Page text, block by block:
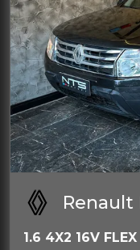
Renault
1.6 4X2 16V